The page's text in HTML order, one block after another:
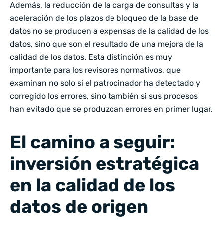
Además, la reducción de la carga de consultas y la
aceleración de los plazos de bloqueo de la base de
datos no se producen a expensas de la calidad de los
datos, sino que son el resultado de una mejora de la
calidad de los datos. Esta distinción es muy
importante para los revisores normativos, que
examinan no solo si el patrocinador ha detectado y
corregido los errores, sino también si sus procesos
han evitado que se produzcan errores en primer lugar.
El camino a seguir:
inversión estratégica
en la calidad de los
datos de origen